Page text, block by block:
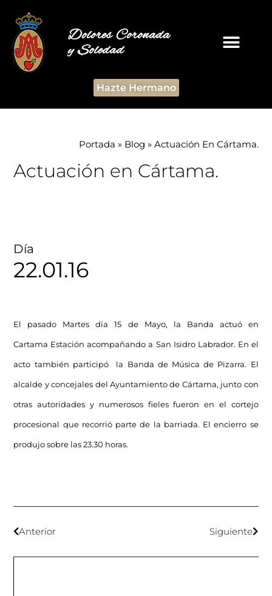
Dolores Coronada
y Soledad
Hazte Hermano
Portada » Blog » Actuación En Cártama.
Actuación en Cártama.
Día
22.01.16
El pasado Martes día 15 de Mayo, la Banda actuó en
Cartama Estación acompañando a San Isidro Labrador. En el
acto también participó la Banda de Música de Pizarra. El
alcalde y concejales del Ayuntamiento de Cártama, junto con
otras autoridades y numerosos fieles fueron en el cortejo
procesional que recorrió parte de la barriada. El encierro se
produjo sobre las 23.30 horas.
Anterior Siguiente